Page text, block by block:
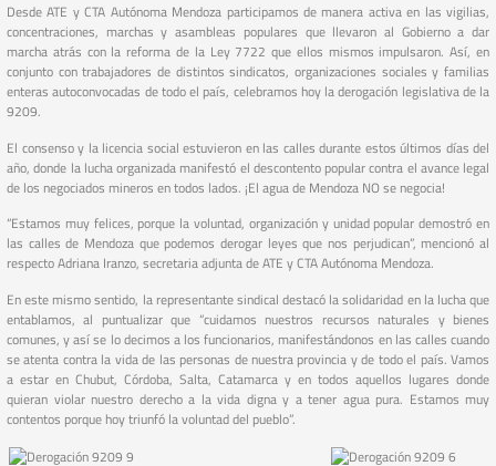
Desde ATE y CTA Autónoma Mendoza participamos de manera activa en las vigilias,
concentraciones, marchas y asambleas populares que llevaron al Gobierno a dar
marcha atrás con la reforma de la Ley 7722 que ellos mismos impulsaron. Así, en
conjunto con trabajadores de distintos sindicatos, organizaciones sociales y familias
enteras autoconvocadas de todo el país, celebramos hoy la derogación legislativa de la
9209.
El consenso y la licencia social estuvieron en las calles durante estos últimos días del
año, donde la lucha organizada manifestó el descontento popular contra el avance legal
de los negociados mineros en todos lados. ¡El agua de Mendoza NO se negocia!
“Estamos muy felices, porque la voluntad, organización y unidad popular demostró en
las calles de Mendoza que podemos derogar leyes que nos perjudican”, mencionó al
respecto Adriana Iranzo, secretaria adjunta de ATE y CTA Autónoma Mendoza.
En este mismo sentido, la representante sindical destacó la solidaridad en la lucha que
entablamos, al puntualizar que “cuidamos nuestros recursos naturales y bienes
comunes, y así se lo decimos a los funcionarios, manifestándonos en las calles cuando
se atenta contra la vida de las personas de nuestra provincia y de todo el país. Vamos
a estar en Chubut, Córdoba, Salta, Catamarca y en todos aquellos lugares donde
quieran violar nuestro derecho a la vida digna y a tener agua pura. Estamos muy
contentos porque hoy triunfó la voluntad del pueblo”.